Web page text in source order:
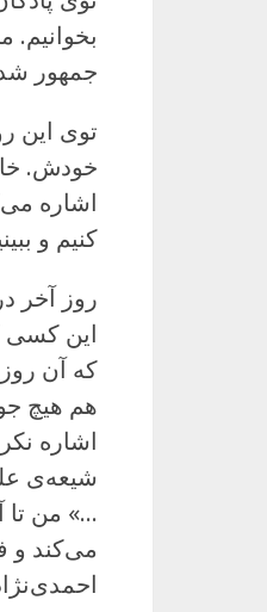
جمهور
توی این
خودش.
اشاره
کنیم و
روز آخر
این کسی
که آن
هم هیچ
اشاره
شیعه‌ی
…» من تا
می‌کند و